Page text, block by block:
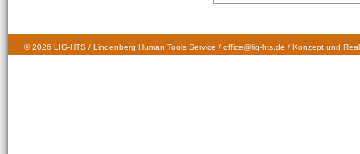
© 2026 LIG-HTS / Lindenberg Human Tools Service / office@lig-hts.de / Konzept und